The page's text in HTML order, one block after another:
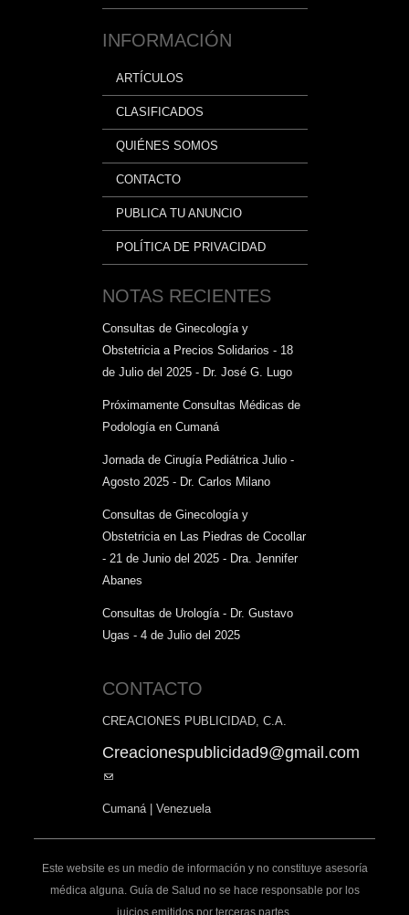
INFORMACIÓN
ARTÍCULOS
CLASIFICADOS
QUIÉNES SOMOS
CONTACTO
PUBLICA TU ANUNCIO
POLÍTICA DE PRIVACIDAD
NOTAS RECIENTES
Consultas de Ginecología y
Obstetricia a Precios Solidarios - 18
de Julio del 2025 - Dr. José G. Lugo
Próximamente Consultas Médicas de
Podología en Cumaná
Jornada de Cirugía Pediátrica Julio -
Agosto 2025 - Dr. Carlos Milano
Consultas de Ginecología y
Obstetricia en Las Piedras de Cocollar
- 21 de Junio del 2025 - Dra. Jennifer
Abanes
Consultas de Urología - Dr. Gustavo
Ugas - 4 de Julio del 2025
CONTACTO
CREACIONES PUBLICIDAD, C.A.
Creacionespublicidad9@gmail.com
(link
mail)
Cumaná | Venezuela
Este website es un medio de información y no constituye asesoría
médica alguna. Guía de Salud no se hace responsable por los
juicios emitidos por terceras partes.